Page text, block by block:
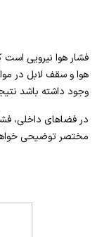
فشار هوا نیرویی
هوا و سقف لابل در
وجود داشته باشد
در فضاهای داخلی،
مختصر توضیحی